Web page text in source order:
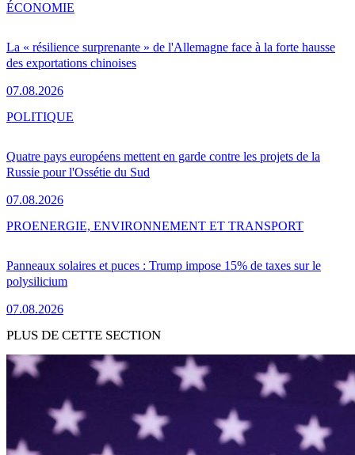
La « résilience surprenante » de l'Allemagne face à la forte hausse
des exportations chinoises
07.08.2026
ÉCONOMIE
Quatre pays européens mettent en garde contre les projets de la
Russie pour l'Ossétie du Sud
07.08.2026
POLITIQUE
Panneaux solaires et puces : Trump impose 15% de taxes sur le
polysilicium
07.08.2026
PROENERGIE, ENVIRONNEMENT ET TRANSPORT
PLUS DE CETTE SECTION